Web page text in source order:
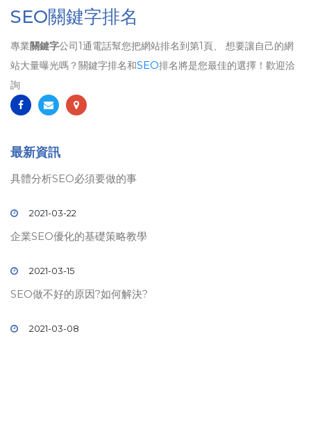
SEO關鍵字排名
專業關鍵字公司1通電話幫您把網站排名到第1頁、 想要讓自己的網
站大量曝光嗎？關鍵字排名和SEO排名將是您最佳的選擇！歡迎洽
詢
最新資訊
具體分析SEO必須要做的事
2021-03-22
企業SEO優化的基礎策略教學
2021-03-15
SEO做不好的原因?如何解決?
2021-03-08